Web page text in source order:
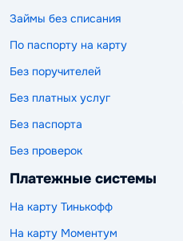
Займы без списания
По паспорту на карту
Без поручителей
Без платных услуг
Без паспорта
Без проверок
Платежные системы
На карту Тинькофф
На карту Моментум